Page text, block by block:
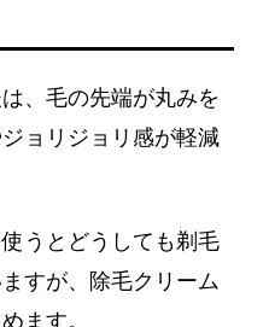
、毛の先端が丸みを
ョリジョリ感が軽減
うとどうしても剃毛
すが、除毛クリーム
ます。